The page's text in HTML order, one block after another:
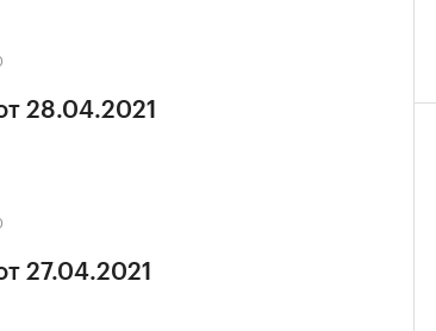
28.04.2021
27.04.2021